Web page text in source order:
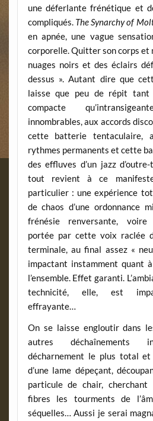
une déferlante frénétique et
compliqués. The Synarchy of
en apnée, une vague
corporelle. Quitter son corps et
nuages noirs et des éclairs
dessus ». Autant dire que
laisse que peu de répit tant
compacte
innombrables, aux accords
cette batterie tentaculaire,
rythmes permanents et cette
des effluves d’un jazz
tout revient à ce
particulier : une expérience
de chaos d’une ordonnance
frénésie renversante, voire
portée par cette voix raclée
terminale, au final assez «
impactant instamment quant
l’ensemble. Effet garanti.
technicité, elle, est
effrayante…
On se laisse engloutir dans
autres déchaînements
décharnement le plus total et
d’une lame dépeçant,
particule de chair,
fibres les tourments de
séquelles… Aussi je serai